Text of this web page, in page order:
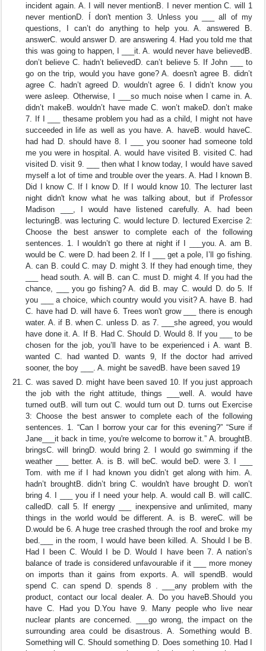
incident again. A. I will never mentionB. I never mention C. will 1
never mentionD. Í don't mention 3. Unless you ___ all of my
questions, I can’t do anything to help you. A. answered B.
answerC. would answer D. are answering 4. Had you told me that
this was going to happen, I ___it. A. would never have believedB.
don’t believe C. hadn’t believedD. can’t believe 5. If John ___ to
go on the trip, would you have gone? A. doesn't agree B. didn’t
agree C. hadn’t agreed D. wouldn’t agree 6. I didn’t know you
were asleep. Otherwise, I ___so much noise when I came in. A.
didn’t makeB. wouldn’t have made C. won’t makeD. don’t make
7. If I ___ thesame problem you had as a child, I might not have
succeeded in life as well as you have. A. haveB. would haveC.
had had D. should have 8. I ___ you sooner had someone told
me you were in hospital. A. would have visited B. visited C. had
visited D. visit 9. ___ then what I know today, I would have saved
myself a lot of time and trouble over the years. A. Had I known B.
Did I know C. If I know D. If I would know 10. The lecturer last
night didn't know what he was talking about, but if Professor
Madison ___, I would have listened carefully. A. had been
lecturingB. was lecturing C. would lecture D. lectured Exercise 2:
Choose the best answer to complete each of the following
sentences. 1. I wouldn’t go there at night if I ___you. A. am B.
would be C. were D. had been 2. If I ___ get a pole, I’ll go fishing.
A. can B. could C. may D. might 3. If they had enough time, they
___ head south. A. will B. can C. must D. might 4. If you had the
chance, ___ you go fishing? A. did B. may C. would D. do 5. If
you ___ a choice, which country would you visit? A. have B. had
C. have had D. will have 6. Trees won't grow ___ there is enough
water. A. if B. when C. unless D. as 7. ___she agreed, you would
have done it. A. If B. Had C. Should D. Would 8. If you ___ to be
chosen for the job, you’ll have to be experienced i A. want B.
wanted C. had wanted D. wants 9, If the doctor had arrived
sooner, the boy ___. A. might be savedB. have been saved 19
C. was saved D. might have been saved 10. If you just approach
the job with the right attitude, things ___well. A. would have
turned outB. will turn out C. would turn out D. turns out Exercise
3: Choose the best answer to complete each of the following
sentences. 1. “Can I borrow your car for this evening?” “Sure if
Jane___it back in time, you're welcome to borrow it.” A. broughtB.
bringsC. will bringD. would bring 2. I would go swimming if the
weather ___ better. A. is B. will beC. would beD. were 3. I ___
Tom. with me if I had known you didn’t get along with him. A.
hadn’t broughtB. didn’t bring C. wouldn't have brought D. won’t
bring 4. I ___ you if I need your help. A. would call B. will callC.
calledD. call 5. If energy ___ inexpensive and unlimited, many
things in the world would be different. A. is B. wereC. will be
D.would be 6. A huge tree crashed through the roof and broke my
bed.___ in the room, I would have been killed. A. Should I be B.
Had I been C. Would I be D. Would I have been 7. A nation’s
balance of trade is considered unfavourable if it ___ more money
on imports than it gains from exports. A. will spendB. would
spend C. can spend D. spends 8 . ___any problem with the
product, contact our local dealer. A. Do you haveB.Should you
have C. Had you D.You have 9. Many people who live near
nuclear plants are concerned. ___go wrong, the impact on the
surrounding area could be disastrous. A. Something would B.
Something will C. Should something D. Does something 10. Had I